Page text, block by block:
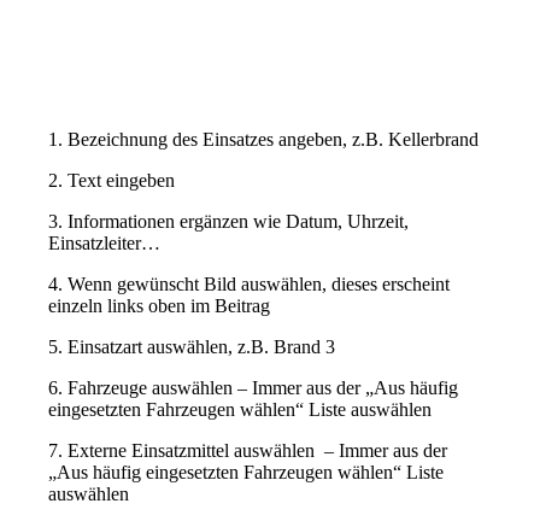
1. Bezeichnung des Einsatzes angeben, z.B. Kellerbrand
2. Text eingeben
3. Informationen ergänzen wie Datum, Uhrzeit,
Einsatzleiter…
4. Wenn gewünscht Bild auswählen, dieses erscheint
einzeln links oben im Beitrag
5. Einsatzart auswählen, z.B. Brand 3
6. Fahrzeuge auswählen – Immer aus der „Aus häufig
eingesetzten Fahrzeugen wählen“ Liste auswählen
7. Externe Einsatzmittel auswählen – Immer aus der
„Aus häufig eingesetzten Fahrzeugen wählen“ Liste
auswählen